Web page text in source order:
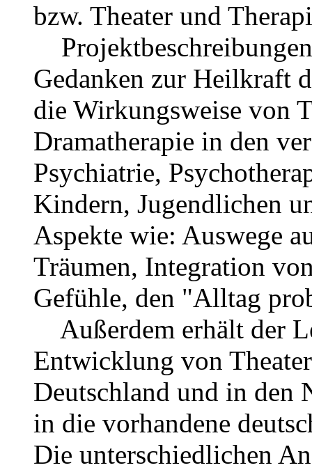
bzw. Theater und
Gedanken zur Heilkraft
die Wirkungsweise von
Dramatherapie in den
Psychiatrie,
Kindern, Jugendlichen
Aspekte wie: Auswege
Träumen, Integration
Gefühle, den "Alltag
Außerdem erhält der
Entwicklung von
Deutschland und in den
in die vorhandene
Die unterschiedlichen